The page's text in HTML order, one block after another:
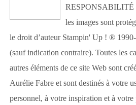
RESPONSABILITÉ
les images sont
le droit d’auteur Stampin' Up ! ®
(sauf indication contraire). Toutes les
autres éléments de ce site Web sont
Aurélie Fabre et sont destinés à votre
personnel, à votre inspiration et à votre